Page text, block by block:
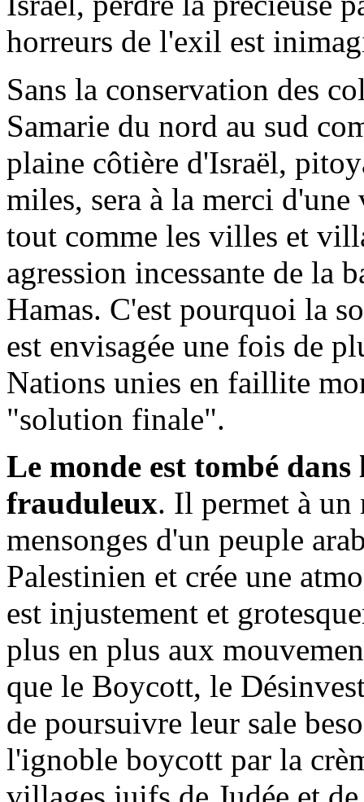
horreurs de l'exil est
Sans la conservation des
Samarie du nord au sud
plaine côtière d'Israël,
miles, sera à la merci
tout comme les villes et
agression incessante de la
Hamas. C'est pourquoi la
est envisagée une fois de
Nations unies en faillite
"solution finale".
Le monde est tombé
frauduleux. Il permet à un
mensonges d'un peuple
Palestinien et crée une
est injustement et
plus en plus aux
que le Boycott, le
de poursuivre leur sale
l'ignoble boycott par la